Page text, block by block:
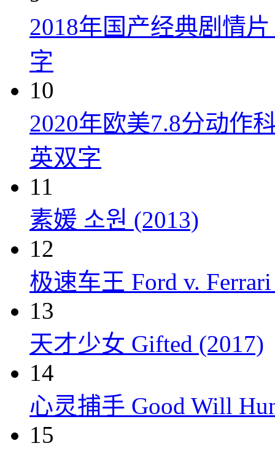
2018年国产经典剧情
字
10
2020年欧美7.8分动作
英双字
11
素媛 소원 (2013)
12
极速车王 Ford v.
13
天才少女 Gifted (2017)
14
心灵捕手 Good Will
15